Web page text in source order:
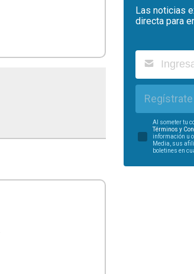
Las noticias
directa para
Al someter tu
Términos y
información u
Media, sus
boletines en